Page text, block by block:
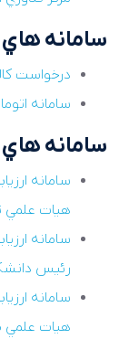
سامانه هاي
درخواست کالا
سامانه
سامانه هاي
سامانه
هيات علمي
سامانه
رئيس
سامانه
هيات علمي